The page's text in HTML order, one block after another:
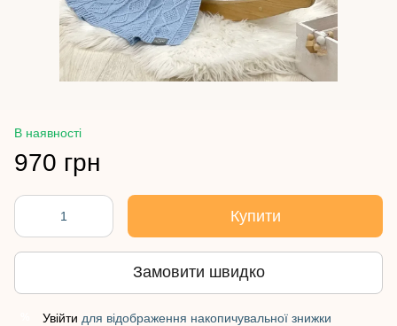
В наявності
970 грн
Купити
Замовити швидко
Увійти для відображення накопичувальної знижки